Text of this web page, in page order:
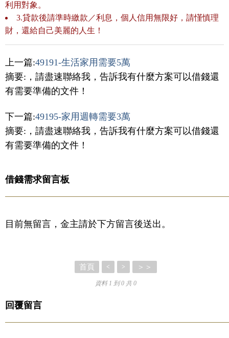
利用對象。
3.貸款後請準時繳款／利息，個人信用無限好，請慬慎理
財，還給自己美麗的人生！
上一篇:49191-生活家用需要5萬
摘要:，請盡速聯絡我，告訴我有什麼方案可以借錢還
有需要準備的文件！
下一篇:49195-家用週轉需要3萬
摘要:，請盡速聯絡我，告訴我有什麼方案可以借錢還
有需要準備的文件！
借錢需求留言板
目前無留言，金主請於下方留言後送出。
首頁 < > ＞＞
資料 1 到 0 共 0
回覆留言